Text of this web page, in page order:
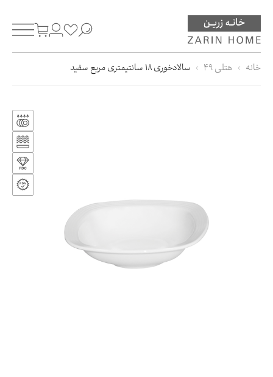
خانه هتلی 49 سالادخوری 18 سانتیمتری مربع سفید